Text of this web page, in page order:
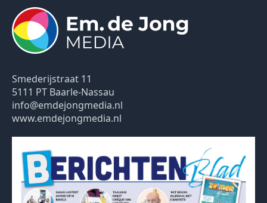
Smederijstraat 11
5111 PT Baarle-Nassau
info@emdejongmedia.nl
www.emdejongmedia.nl